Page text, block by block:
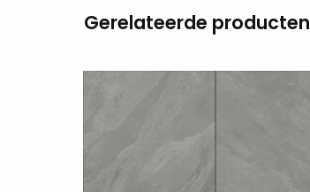
Gerelateerde producten